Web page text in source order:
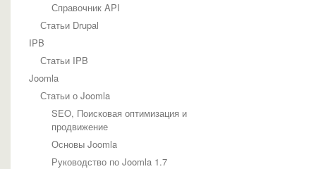
Справочник API
Статьи Drupal
IPB
Статьи IPB
Joomla
Статьи о Joomla
SEO, Поисковая оптимизация и
продвижение
Основы Joomla
Руководство по Joomla 1.7